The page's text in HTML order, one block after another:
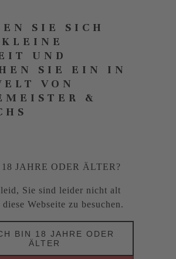
SIE SICH
UND
SIE EIN IN
VON
&
JAHRE ODER ÄLTER?
Sie sind leider nicht alt
Webseite zu besuchen.
BIN 18 JAHRE ODER
ÄLTER